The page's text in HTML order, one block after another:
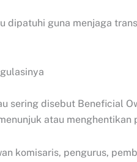
dipatuhi guna menjaga
sering disebut Beneficial
atau menghentikan
komisaris, pengurus,